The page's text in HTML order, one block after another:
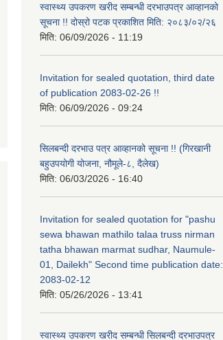
स्वास्थ्य उपकरण खरीद सम्बन्धी दरभाउपत्र आव्हानको
सूचना !! दोस्रो पटक प्रकाशित मिति: २०८३/०२/२६
मिति: 06/09/2026 - 11:19
Invitation for sealed quotation, third date
of publication 2083-02-26 !!
मिति: 06/09/2026 - 09:24
सिलबन्दी दरभाउ पत्र आव्हानको सूचना !! (गिरखानी
बहुउपयोगी योजना, नौमूले-८, दैलेख)
मिति: 06/03/2026 - 16:40
Invitation for sealed quotation for "pashu
sewa bhawan mathilo talaa truss nirman
tatha bhawan marmat sudhar, Naumule-
01, Dailekh" Second time publication date:
2083-02-12
मिति: 05/26/2026 - 13:41
स्वास्थ्य उपकरण खरीद सम्बन्धी सिलबन्दी दरभाउपत्र